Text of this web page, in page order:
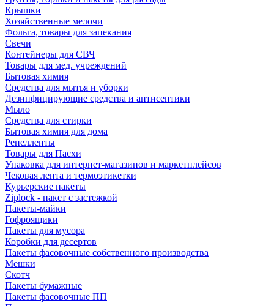
Крышки
Хозяйственные мелочи
Фольга, товары для запекания
Свечи
Контейнеры для СВЧ
Товары для мед. учреждений
Бытовая химия
Средства для мытья и уборки
Дезинфицирующие средства и антисептики
Мыло
Средства для стирки
Бытовая химия для дома
Репелленты
Товары для Пасхи
Упаковка для интернет-магазинов и маркетплейсов
Чековая лента и термоэтикетки
Курьерские пакеты
Ziplock - пакет с застежкой
Пакеты-майки
Гофроящики
Пакеты для мусора
Коробки для десертов
Пакеты фасовочные собственного производства
Мешки
Скотч
Пакеты бумажные
Пакеты фасовочные ПП